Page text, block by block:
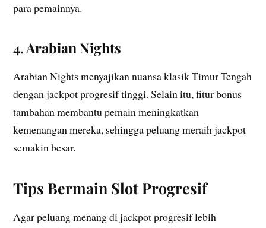
para pemainnya.
4. Arabian Nights
Arabian Nights menyajikan nuansa klasik Timur Tengah
dengan jackpot progresif tinggi. Selain itu, fitur bonus
tambahan membantu pemain meningkatkan
kemenangan mereka, sehingga peluang meraih jackpot
semakin besar.
Tips Bermain Slot Progresif
Agar peluang menang di jackpot progresif lebih